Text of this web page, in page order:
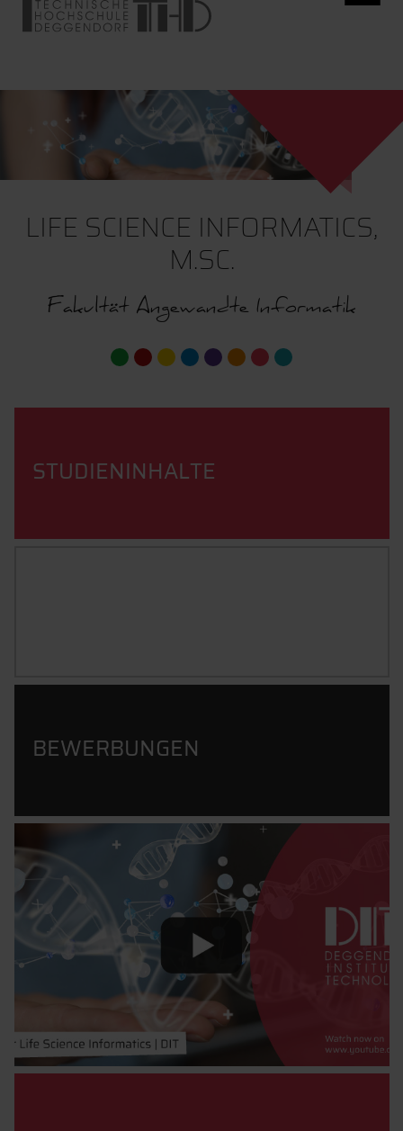
LIFE SCIENCE INFORMATICS,
M.SC.
Fakultät Angewandte Informatik
STUDIENINHALTE
BEWERBUNGEN